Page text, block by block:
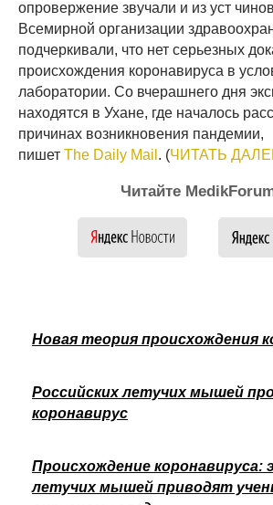
опровержение звучали и из уст
Всемирной организации
подчеркивали, что нет серьезных
происхождения коронавируса в
лаборатории. Со вчерашнего дня
находятся в Ухане, где началось
причинах возникновения пандемии,
пишет The Daily Mail . (ЧИТАТЬ
Читайте
Новая теория происхождения
Российских летучих мышей
коронавирус
Происхождение коронавируса:
летучих мышей приводят